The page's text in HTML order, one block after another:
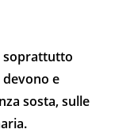
soprattutto
e
sosta, sulle